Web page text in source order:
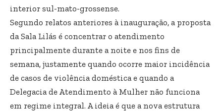
interior sul-mato-grossense.
Segundo relatos anteriores à inauguração, a proposta
da Sala Lilás é concentrar o atendimento
principalmente durante a noite e nos fins de
semana, justamente quando ocorre maior incidência
de casos de violência doméstica e quando a
Delegacia de Atendimento à Mulher não funciona
em regime integral. A ideia é que a nova estrutura